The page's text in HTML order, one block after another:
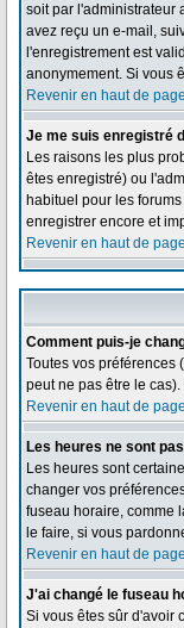
soit par l'administrateur
avez reçu un e-mail,
l'enregistrement est
anonymement. Si vous
Revenir en haut de page
Je me suis enregistré
Les raisons les plus
êtes enregistré) ou
habituel pour les
enregistrer encore et
Revenir en haut de page
Comment puis-je
Toutes vos préférences
peut ne pas être le
Revenir en haut de page
Les heures ne sont
Les heures sont
changer vos
fuseau horaire, comme
le faire, si vous
Revenir en haut de page
J'ai changé le fuseau
Si vous êtes sûr d'avoir